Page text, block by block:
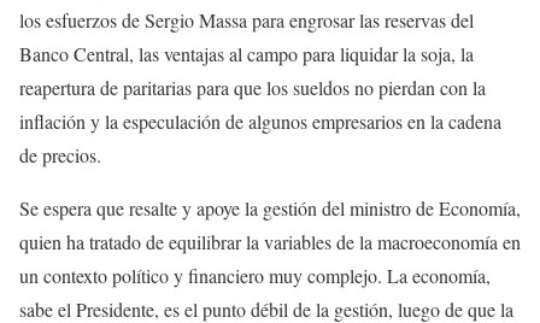
los esfuerzos de Sergio Massa para engrosar las reservas del
Banco Central, las ventajas al campo para liquidar la soja, la
reapertura de paritarias para que los sueldos no pierdan con la
inflación y la especulación de algunos empresarios en la cadena
de precios.
Se espera que resalte y apoye la gestión del ministro de Economía,
quien ha tratado de equilibrar la variables de la macroeconomía en
un contexto político y financiero muy complejo. La economía,
sabe el Presidente, es el punto débil de la gestión, luego de que la